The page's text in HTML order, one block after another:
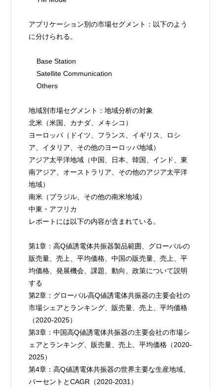
アプリケーション別の市場セグメント：以下のよう
に分けられる。
    Base Station
    Satellite Communication
    Others
地域別市場セグメント：地域分析の対象
北米（米国、カナダ、メキシコ）
ヨーロッパ（ドイツ、フランス、イギリス、ロシ
ア、イタリア、その他のヨーロッパ地域）
アジア太平洋地域（中国、日本、韓国、インド、東
南アジア、オーストラリア、その他のアジア太平洋
地域）
南米（ブラジル、その他の南米地域）
中東・アフリカ
レポートには以下の内容が含まれている。
第1章：高Q値誘電体共振器製品範囲、グローバルの
販売量、売上、平均価格、中国の販売量、売上、平
均価格、発展機会、課題、動向、政策について説明
する
第2章：グローバル高Q値誘電体共振器の主要会社の
市場シェアとランキング、販売量、売上、平均価格
（2020-2025）
第3章：中国高Q値誘電体共振器の主要会社の市場シ
ェアとランキング、販売量、売上、平均価格（2020-
2025）
第4章：高Q値誘電体共振器の世界主要な生産地域、
パーセントとCAGR（2020-2031）